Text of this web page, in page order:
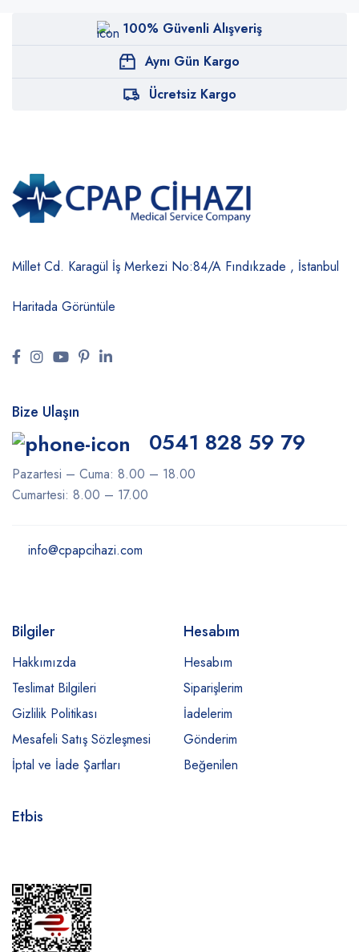
100% Güvenli Alışveriş
Aynı Gün Kargo
Ücretsiz Kargo
Millet Cd. Karagül İş Merkezi No:84/A Fındıkzade , İstanbul
Haritada Görüntüle
Bize Ulaşın
0541 828 59 79
Pazartesi – Cuma: 8.00 – 18.00
Cumartesi: 8.00 – 17.00
info@cpapcihazi.com
Bilgiler
Hakkımızda
Teslimat Bilgileri
Gizlilik Politikası
Mesafeli Satış Sözleşmesi
İptal ve İade Şartları
Hesabım
Hesabım
Siparişlerim
İadelerim
Gönderim
Beğenilen
Etbis